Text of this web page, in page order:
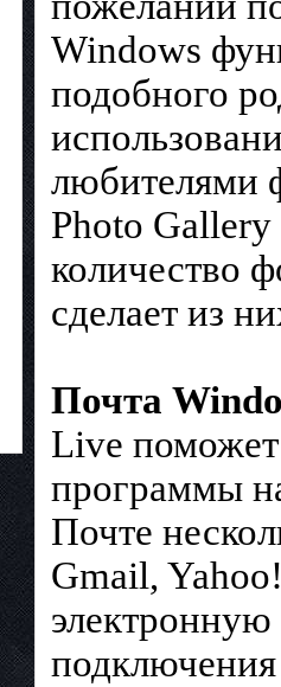
Windows
подобного
любителями
Photo
количество
сделает из
Почта
Live
программы
Почте
Gmail,
электронную